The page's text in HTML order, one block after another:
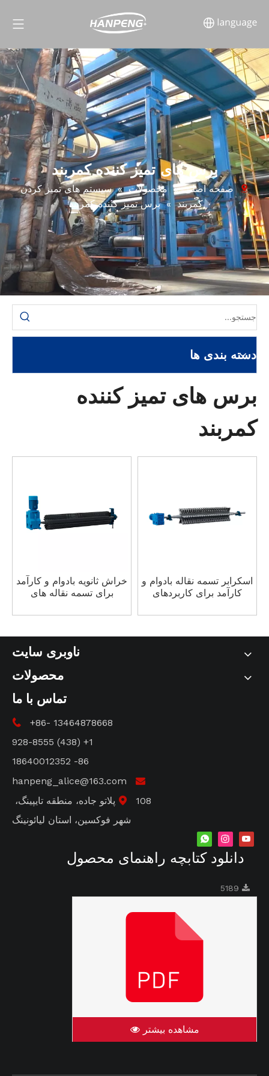
برس های تمیز کننده کمربند
صفحه اصلی » محصولات » سیستم های تمیز کردن
کمربند » برس تمیز کننده کمربند
دسته بندی ها
برس های تمیز کننده
کمربند
اسکرابر تسمه نقاله بادوام و
کارآمد برای کاربردهای
خراش ثانویه بادوام و کارآمد
برای تسمه نقاله های
ناوبری سایت
محصولات
تماس با ما

+86- 13464878668

hanpeng_alice@163.com

108 پلاتو جاده، منطقه تایپینگ،
شهر فوکسین، استان لیائونینگ
دانلود کتابچه راهنمای محصول
مشاهده بیشتر